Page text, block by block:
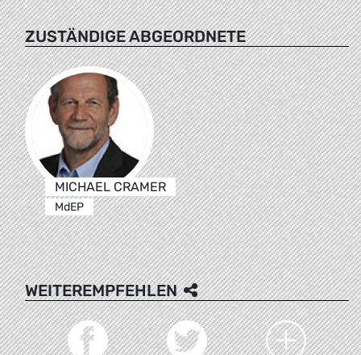
ZUSTÄNDIGE ABGEORDNETE
MICHAEL CRAMER
MdEP
WEITEREMPFEHLEN